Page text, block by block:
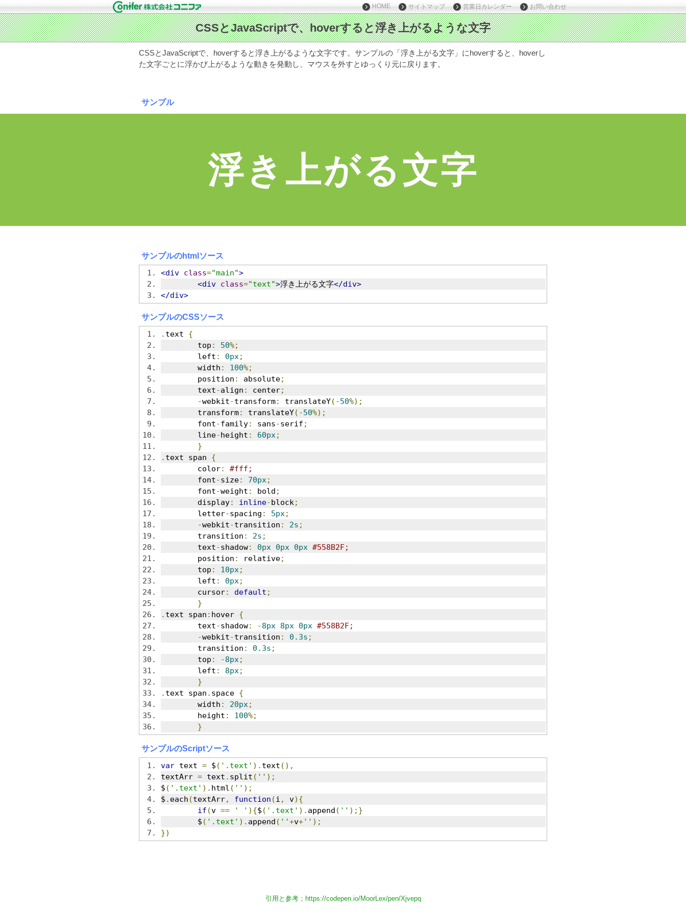
HOME サイトマップ 営業日カレンダー お問い合わせ
CSSとJavaScriptで、hoverすると浮き上がるような文字です。サンプルの「浮き上がる文字」にhoverすると、hoverし
た文字ごとに浮かび上がるような動きを発動し、マウスを外すとゆっくり元に戻ります。
サンプル
浮き 上がる文字
サンプルのhtmlソース
<div class="main">
<div class="text">浮き上がる文字</div>
</div>
サンプルのCSSソース
. text {
	top
: 50%;
	left
: 0px;
	width
: 100%;
	position
: absolute;
	text
-align : center;
-webkit-transform: translateY(-50%);
	transform
: translateY(-50%);
	font
-family: sans-serif ;
	line
-height : 60px;
}
. text span {
	color
:
#fff;
	font
-size: 70px;
	font
-weight : bold ;
	display
: inline-block;
	letter
-spacing : 5px;
-webkit-transition : 2s ;
	transition
: 2s ;
	text
-shadow: 0px 0px 0px #558B2F;
	position
: relative;
	top
: 10px;
	left
: 0px;
	cursor
: default ;
}
. text span : hover {
	text
-shadow: -8px 8px 0px #558B2F;
-webkit-transition : 0.3s ;
	transition
: 0.3s ;
	top
: -8px;
	left
: 8px;
}
. text span . space {
	width
: 20px;
	height
: 100%;
}
サンプルのScriptソース
var text = $ ( '.text' ). text (),
textArr = text . split ( '' );
$ ( '.text' ). html ( '' );
$ . each (textArr, function (i , v){
if (v == ' ' ){$ ( '.text' ). append ( ' ' );}
	$
( '.text' ). append ( ' '+v+' ' );
})
引用と参考； https://codepen.io/MoorLex/pen/Xjvepq